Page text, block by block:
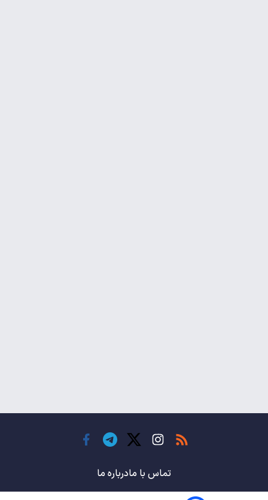
تماس با مادرباره ما